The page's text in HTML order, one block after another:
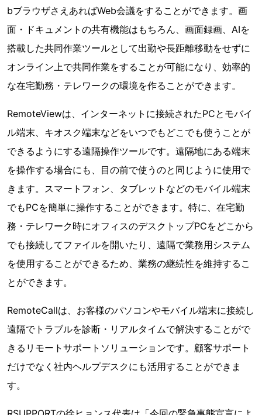
bブラウザさえあればWeb会議をすることができます。画
面・ドキュメントの共有機能はもちろん、画面録画、AIを
搭載した共同作業ツールとして出勤や長距離移動をせずに
オンライン上で共同作業をすることが可能になり、効率的
な在宅勤務・テレワークの環境を作ることができます。
RemoteViewは、インターネットに接続されたPCとモバイ
ル端末、キオスク端末などをいつでもどこでも使うことが
できるようにする遠隔操作ツールです。遠隔地にある端末
を操作する場合にも、目の前で使うのと同じように使用で
きます。スマートフォン、タブレットなどのモバイル端末
でもPCを簡単に操作することができます。特に、在宅勤
務・テレワーク時にオフィスのデスクトップPCをどこから
でも接続してファイルを開いたり、遠隔で業務用システム
を使用することができるため、業務の継続性を維持するこ
とができます。
RemoteCallは、お客様のパソコンやモバイル端末に接続し
遠隔でトラブルを診断・リアルタイムで解決することがで
きるリモートサポートソリューションです。顧客サポート
だけでなく社内ヘルプデスクにも活用することができま
す。